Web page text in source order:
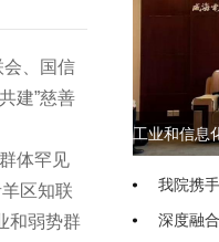
工业和信息
我院携
生科技 共探
深度融
、国信
建”慈善
体罕见
区知联
和弱势群